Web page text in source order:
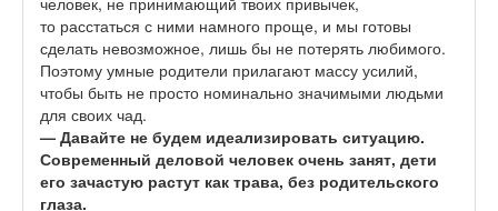
то расстаться с ними намного проще, и мы готовы
сделать невозможное, лишь бы не потерять любимого.
Поэтому умные родители прилагают массу усилий,
чтобы быть не просто номинально значимыми людьми
для своих чад.
— Давайте не будем идеализировать ситуацию.
Современный деловой человек очень занят, дети
его зачастую растут как трава, без родительского
глаза.